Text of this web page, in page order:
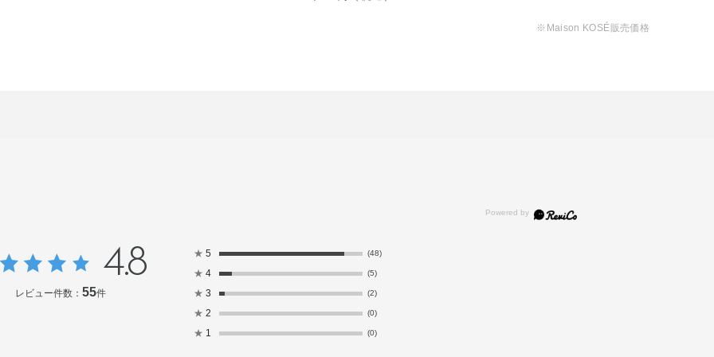
※Maison KOSÉ販売価格
4.8
レビュー件数： 55件
★ 5 (48)
★ 4 (5)
★ 3 (2)
★ 2 (0)
★ 1 (0)